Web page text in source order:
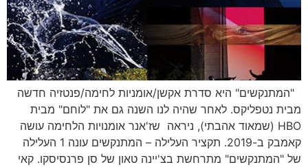
"המתנקשים" היא סדרת אקשן/אומניות לחימה/פנטזיה חדשה
מבית נטפליקס. לאחר שהיה לנו השנה גם את "לוחם" מבית
HBO (שמאוד אהבתי), ניראה שז'אנר אומנויות הלחימה עושה
קאמבק ב-2019. תקציר העלילה – המתנקשים עונה 1 העלילה
של "המתנקשים" מתרחשת בצ'יינה טאון של סן פרנסיסקו. קאי